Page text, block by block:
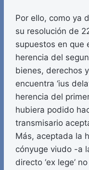
Por ello, como ya
su resolución de
supuestos en que
herencia del
bienes, derechos
encuentra ‘ius
herencia del
hubiera podido
transmisario
Más, aceptada la
cónyuge viudo -a
directo ‘ex lege’